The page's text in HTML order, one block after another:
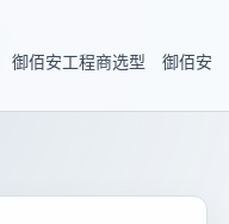
御佰安工程商选型
御佰安